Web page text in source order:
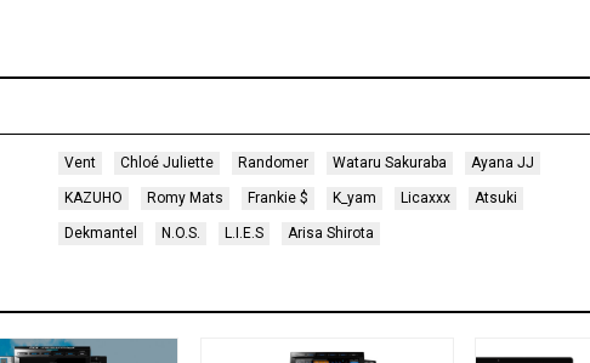
Vent Chloé Juliette Randomer Wataru Sakuraba Ayana JJ
KAZUHO Romy Mats Frankie $ K_yam Licaxxx Atsuki
Dekmantel N.O.S. L.I.E.S Arisa Shirota